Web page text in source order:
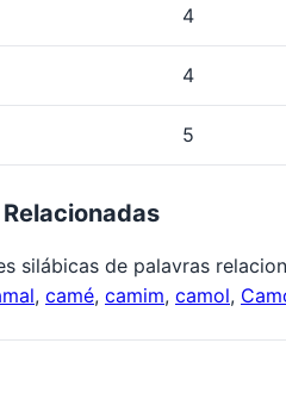
4
4
5
silábicas de palavras
, camé, camim, camol,